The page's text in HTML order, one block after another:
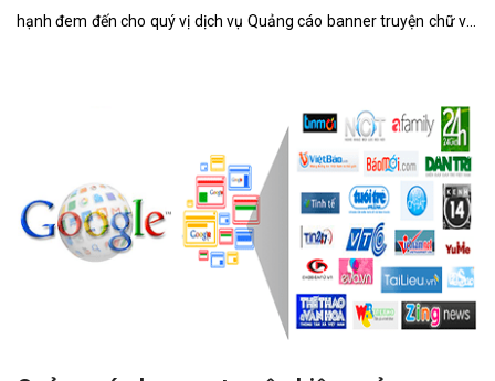
hạnh đem đến cho quý vị dịch vụ Quảng cáo banner truyện chữ với